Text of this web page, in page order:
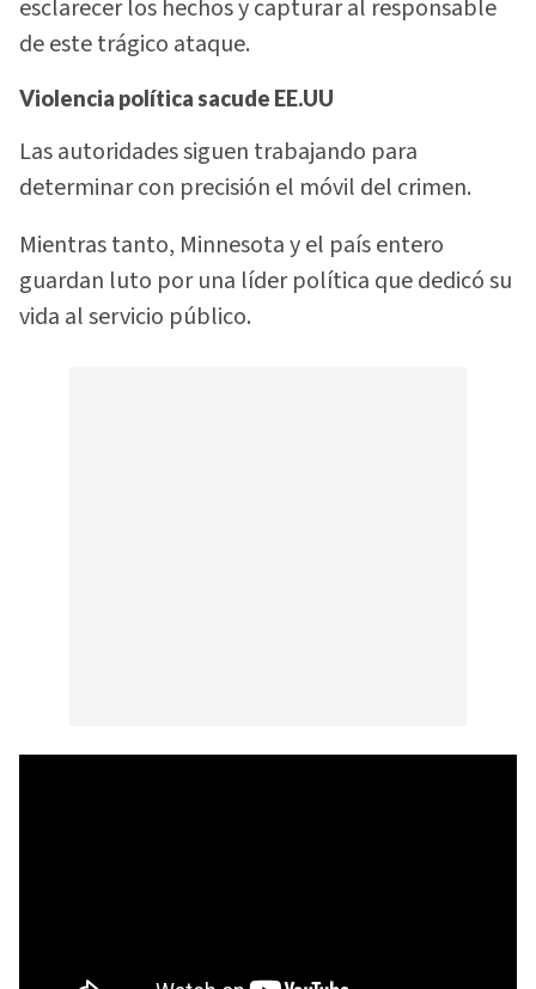
esclarecer los hechos y capturar al responsable
de este trágico ataque.
Violencia política sacude EE.UU
Las autoridades siguen trabajando para
determinar con precisión el móvil del crimen.
Mientras tanto, Minnesota y el país entero
guardan luto por una líder política que dedicó su
vida al servicio público.